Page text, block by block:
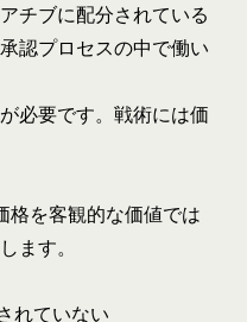
チブに配分されている
認プロセスの中で働い
必要です。戦術には価
格を客観的な価値では
ます。
れていない